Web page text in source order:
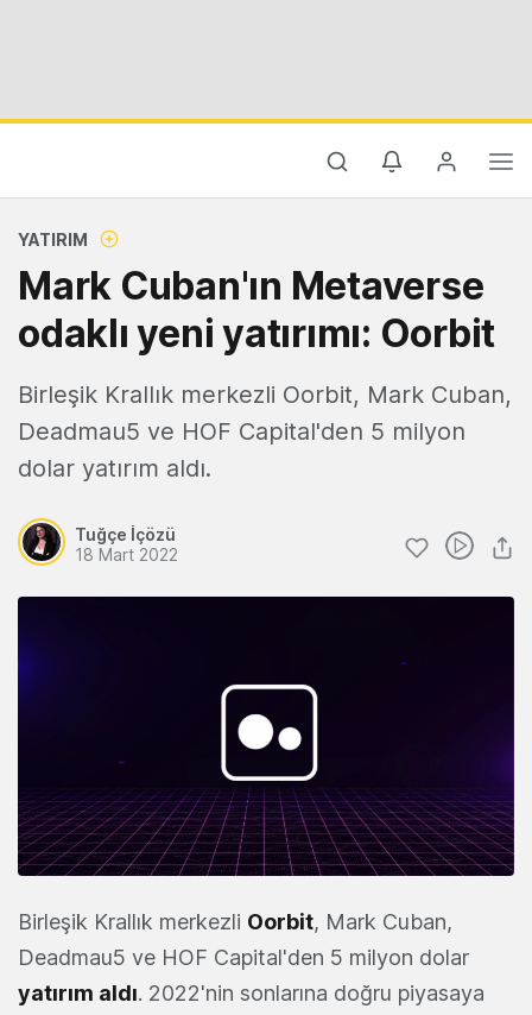
YATIRIM
Mark Cuban'ın Metaverse
odaklı yeni yatırımı: Oorbit
Birleşik Krallık merkezli Oorbit, Mark Cuban,
Deadmau5 ve HOF Capital'den 5 milyon
dolar yatırım aldı.
Tuğçe İçözü
18 Mart 2022
Birleşik Krallık merkezli Oorbit, Mark Cuban,
Deadmau5 ve HOF Capital'den 5 milyon dolar
yatırım aldı. 2022'nin sonlarına doğru piyasaya